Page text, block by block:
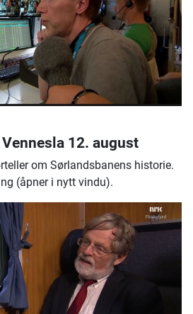
12. august
om Sørlandsbanens historie.
(åpner i nytt vindu).